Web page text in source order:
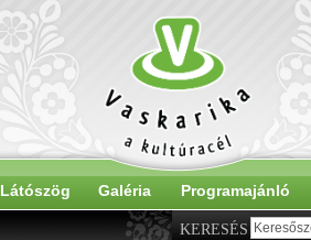
Látószög Galéria Programajánló
KERESÉS